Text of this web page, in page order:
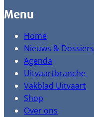
Menu
Home
Nieuws & Dossiers
Agenda
Uitvaartbranche
Vakblad Uitvaart
Shop
Over ons